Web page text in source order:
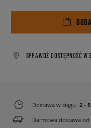
SPRAWDŹ DOSTĘPNOŚĆ W
Dostawa w ciągu 2 -
Darmowa dostawa od